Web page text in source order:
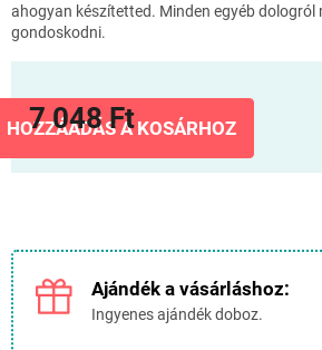
7 048 Ft
ahogyan készítetted. Minden egyéb dologról
gondoskodni.
HOZZÁADÁS A KOSÁRHOZ
Ajándék a vásárláshoz:
Ingyenes ajándék doboz.